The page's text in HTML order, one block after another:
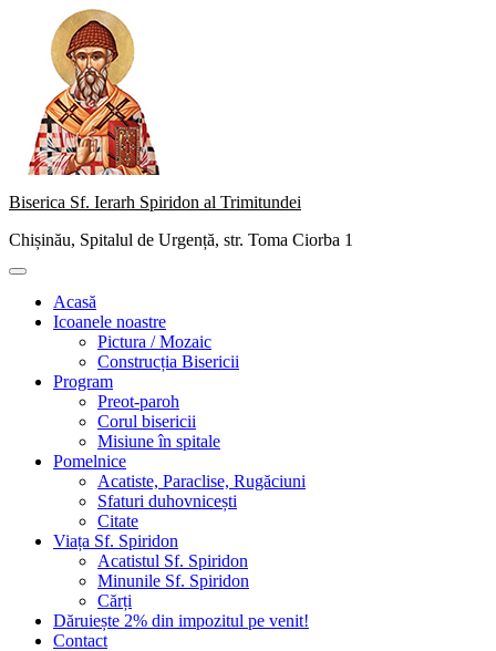
content
Biserica Sf. Ierarh Spiridon al Trimitundei
Chișinău, Spitalul de Urgență, str. Toma Ciorba 1
Primary
Acasă
Icoanele noastre
Pictura / Mozaic
Construcția Bisericii
Program
Preot-paroh
Corul bisericii
Misiune în spitale
Pomelnice
Acatiste, Paraclise, Rugăciuni
Sfaturi duhovnicești
Citate
Viața Sf. Spiridon
Acatistul Sf. Spiridon
Minunile Sf. Spiridon
Cărți
Dăruiește 2% din impozitul pe venit!
Contact